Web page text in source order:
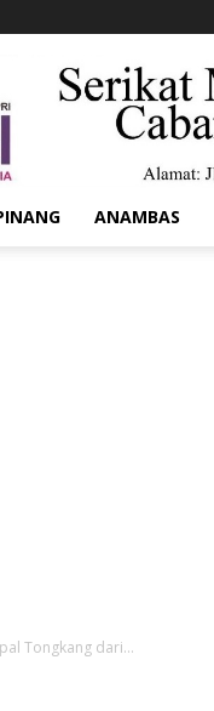
ANAMBAS
Tongkang dari...